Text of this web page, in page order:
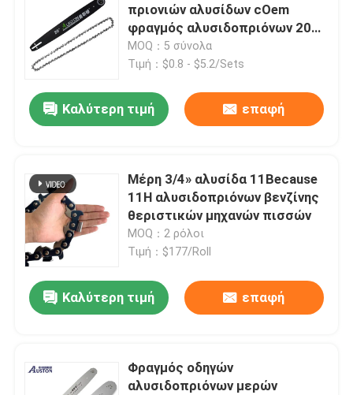
πριονιών αλυσίδων cOem
φραγμός αλυσιδοπριόνων 20
ίντσας
MOQ：5 σύνολα
Τιμή：$0.8 - $5.2/Sets
Καλύτερη τιμή επαφή
Μέρη 3/4» αλυσίδα 11Because
11H αλυσιδοπριόνων βενζίνης
θεριστικών μηχανών πισσών
MOQ：2 ρόλοι
Τιμή：$177/Roll
Καλύτερη τιμή επαφή
Φραγμός οδηγών
αλυσιδοπριόνων μερών